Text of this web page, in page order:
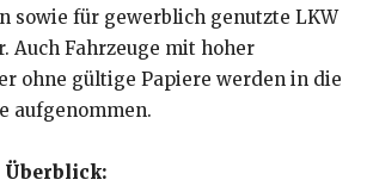
sowie für gewerblich genutzte LKW
Auch Fahrzeuge mit hoher
ohne gültige Papiere werden in die
aufgenommen.